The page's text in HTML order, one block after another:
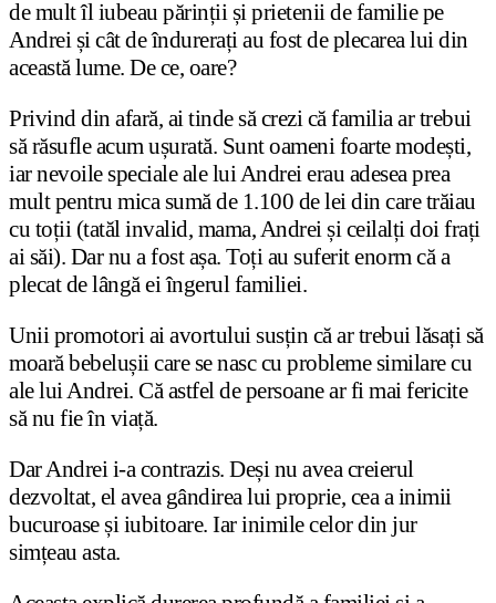
de mult îl iubeau părinții și prietenii de familie pe
Andrei și cât de îndurerați au fost de plecarea lui din
această lume. De ce, oare?
Privind din afară, ai tinde să crezi că familia ar trebui
să răsufle acum ușurată. Sunt oameni foarte modești,
iar nevoile speciale ale lui Andrei erau adesea prea
mult pentru mica sumă de 1.100 de lei din care trăiau
cu toții (tatăl invalid, mama, Andrei și ceilalți doi frați
ai săi). Dar nu a fost așa. Toți au suferit enorm că a
plecat de lângă ei îngerul familiei.
Unii promotori ai avortului susțin că ar trebui lăsați să
moară bebelușii care se nasc cu probleme similare cu
ale lui Andrei. Că astfel de persoane ar fi mai fericite
să nu fie în viață.
Dar Andrei i-a contrazis. Deși nu avea creierul
dezvoltat, el avea gândirea lui proprie, cea a inimii
bucuroase și iubitoare. Iar inimile celor din jur
simțeau asta.